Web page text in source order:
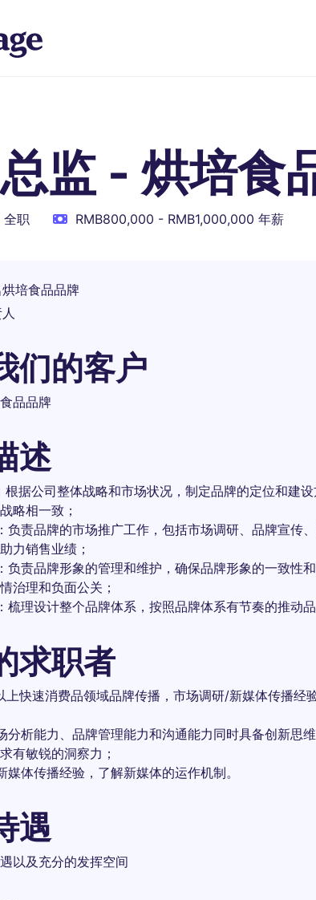
监 - 烘培食
全职 RMB800,000 - RMB1,000,000 年薪
培食品品牌
们的客户
品品牌
述
根据公司整体战略和市场状况，制定品牌的定位和建
略相一致；
负责品牌的市场推广工作，包括市场调研、品牌宣传
力销售业绩；
负责品牌形象的管理和维护，确保品牌形象的一致性
治理和负面公关；
梳理设计整个品牌体系，按照品牌体系有节奏的推动品
求职者
上快速消费品领域品牌传播，市场调研/新媒体传播经
分析能力、品牌管理能力和沟通能力同时具备创新思
有敏锐的洞察力；
媒体传播经验，了解新媒体的运作机制。
遇
以及充分的发挥空间